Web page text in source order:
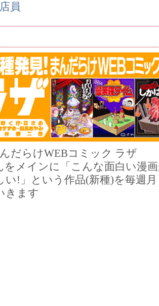
員
だらけWEBコミック ラザ
をメインに「こんな面白い漫
い!」という作品(新種)を毎週
きます